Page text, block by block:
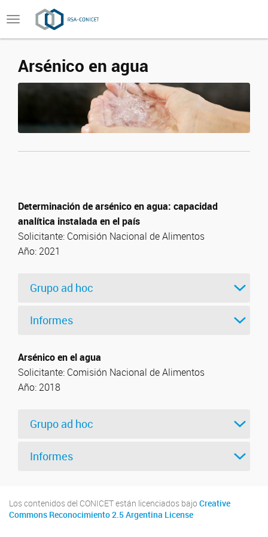
Toggle
navigation
Arsénico en agua
Determinación de arsénico en agua: capacidad
analítica instalada en el país
Solicitante: Comisión Nacional de Alimentos
Año: 2021
Grupo ad hoc
Informes
Arsénico en el agua
Solicitante: Comisión Nacional de Alimentos
Año: 2018
Grupo ad hoc
Informes
Los contenidos del CONICET están licenciados bajo Creative
Commons Reconocimiento 2.5 Argentina License